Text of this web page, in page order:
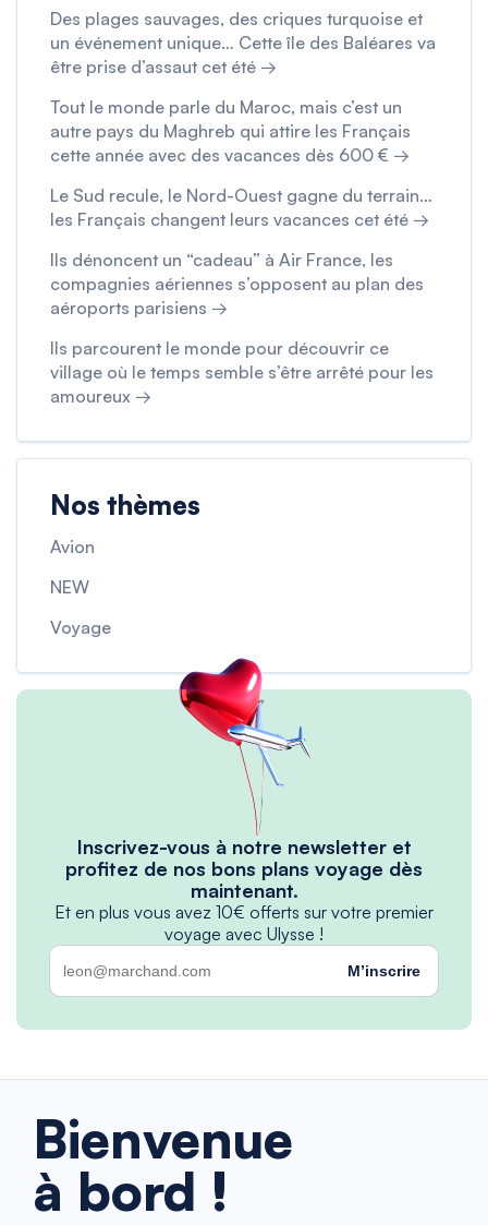
Des plages sauvages, des criques turquoise et
un événement unique… Cette île des Baléares va
être prise d’assaut cet été →
Tout le monde parle du Maroc, mais c’est un
autre pays du Maghreb qui attire les Français
cette année avec des vacances dès 600 € →
Le Sud recule, le Nord-Ouest gagne du terrain…
les Français changent leurs vacances cet été →
Ils dénoncent un “cadeau” à Air France, les
compagnies aériennes s’opposent au plan des
aéroports parisiens →
Ils parcourent le monde pour découvrir ce
village où le temps semble s’être arrêté pour les
amoureux →
Nos thèmes
Avion
NEW
Voyage
Inscrivez-vous à notre newsletter et
profitez de nos bons plans voyage dès
maintenant.
Et en plus vous avez 10€ offerts sur votre premier
voyage avec Ulysse !
M’inscrire
Bienvenue
à bord !